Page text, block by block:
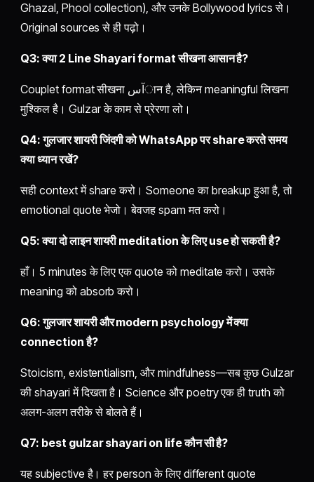
Ghazal, Phool collection), और उनके Bollywood lyrics से।
Original sources से ही पढ़ो।
Q3: क्या 2 Line Shayari format सीखना आसान है?
Couplet format सीखना آسान है, लेकिन meaningful लिखना
मुश्किल है। Gulzar के काम से प्रेरणा लो।
Q4: गुलजार शायरी जिंदगी को WhatsApp पर share करते समय
क्या ध्यान रखें?
सही context में share करो। Someone का breakup हुआ है, तो
emotional quote भेजो। बेवजह spam मत करो।
Q5: क्या दो लाइन शायरी meditation के लिए use हो सकती है?
हाँ। 5 minutes के लिए एक quote को meditate करो। उसके
meaning को absorb करो।
Q6: गुलजार शायरी और modern psychology में क्या
connection है?
Stoicism, existentialism, और mindfulness—सब कुछ Gulzar
की shayari में दिखता है। Science और poetry एक ही truth को
अलग-अलग तरीके से बोलते हैं।
Q7: best gulzar shayari on life कौन सी है?
यह subjective है। हर person के लिए different quote